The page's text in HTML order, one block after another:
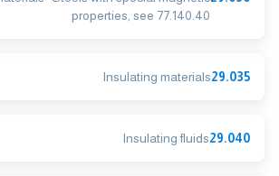
properties, see 77.140.40
29.035
Insulating materials
29.040
Insulating fluids